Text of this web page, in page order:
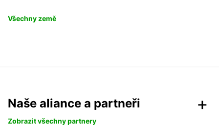
Všechny země
Naše aliance a partneři
Zobrazit všechny partnery